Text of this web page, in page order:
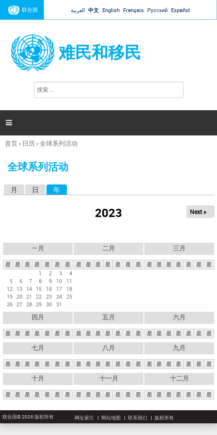
Jump to navigation
联合国 العربية 中文 English Français Русский Español
难民和移民
搜
索

你
这
首页› 日历›全球系列活动
全球系列活动
月 日 年
2023 Next »
一月
星 星 星 星 星 星
星
1
2 3
4
5
6 7 8 9 10
11
12 13 14 15 16 17
18
19 20 21 22 23 24 25
26 27 28 29 30 31
二月
星 星 星 星 星 星 星
三月
星 星 星 星 星 星 星
四月
星 星 星 星 星 星 星
五月
星 星 星 星 星 星 星
六月
星 星 星 星 星 星 星
七月
星 星 星 星 星 星 星
八月
星 星 星 星 星 星 星
九月
星 星 星 星 星 星 星
十月
星 星 星 星 星 星 星
十一月
星 星 星 星 星 星 星
十二月
星 星 星 星 星 星 星
联合国© 2026 版权所有 网址索引 网站地图 联系我们 版权所有